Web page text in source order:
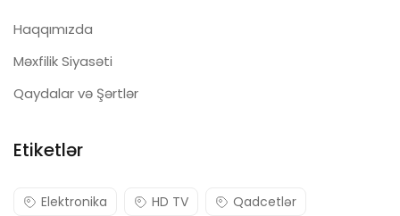
Haqqımızda
Məxfilik Siyasəti
Qaydalar və Şərtlər
Etiketlər
Elektronika HD TV
Qadcetlər